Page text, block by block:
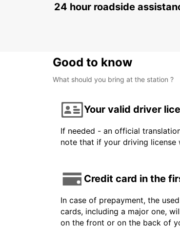
24 hour roadside
Good to know
What should you bring at the station ?
Your valid driver
If needed - an official
note that if your driving license
Credit card in the
In case of prepayment, the
cards, including a major one,
on the front or on the back of